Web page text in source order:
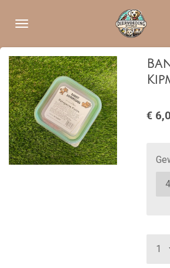
direct
de
hoofdinhoud
€